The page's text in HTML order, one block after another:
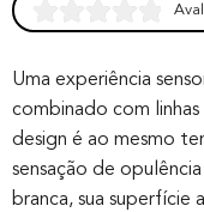
out of 0
based on
customer
rating
Uma experiência
combinado com linhas
design é ao mesmo
sensação de
branca, sua